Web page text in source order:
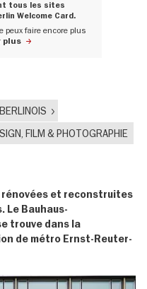
tous les sites
Welcome Card.
peux faire encore plus
plus
FILM & PHOTOGRAPHIE
rénovées et reconstruites
Le Bauhaus-
trouve dans la
de métro Ernst-Reuter-